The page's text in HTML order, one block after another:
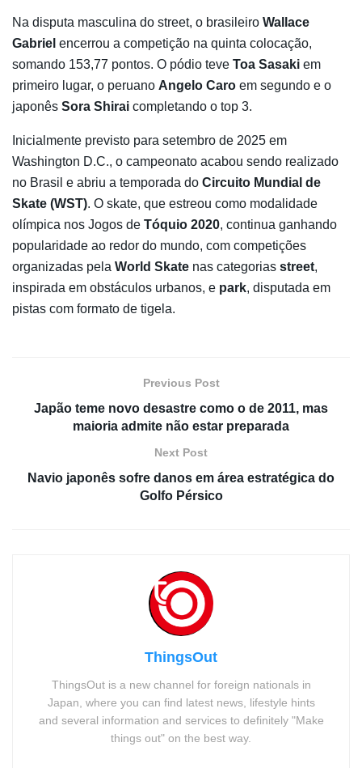
Na disputa masculina do street, o brasileiro Wallace
Gabriel encerrou a competição na quinta colocação,
somando 153,77 pontos. O pódio teve Toa Sasaki em
primeiro lugar, o peruano Angelo Caro em segundo e o
japonês Sora Shirai completando o top 3.
Inicialmente previsto para setembro de 2025 em
Washington D.C., o campeonato acabou sendo realizado
no Brasil e abriu a temporada do Circuito Mundial de
Skate (WST). O skate, que estreou como modalidade
olímpica nos Jogos de Tóquio 2020, continua ganhando
popularidade ao redor do mundo, com competições
organizadas pela World Skate nas categorias street,
inspirada em obstáculos urbanos, e park, disputada em
pistas com formato de tigela.
Previous Post
Japão teme novo desastre como o de 2011, mas
maioria admite não estar preparada
Next Post
Navio japonês sofre danos em área estratégica do
Golfo Pérsico
ThingsOut
ThingsOut is a new channel for foreign nationals in
Japan, where you can find latest news, lifestyle hints
and several information and services to definitely "Make
things out" on the best way.